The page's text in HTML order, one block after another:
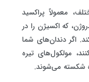
معمولاً پراکسید
که اکسیژن را در
اگر دندان‌های شما
مولکول‌های تیره
شکسته می‌شوند.